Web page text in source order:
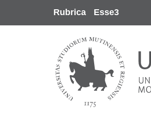
Rubrica Esse3